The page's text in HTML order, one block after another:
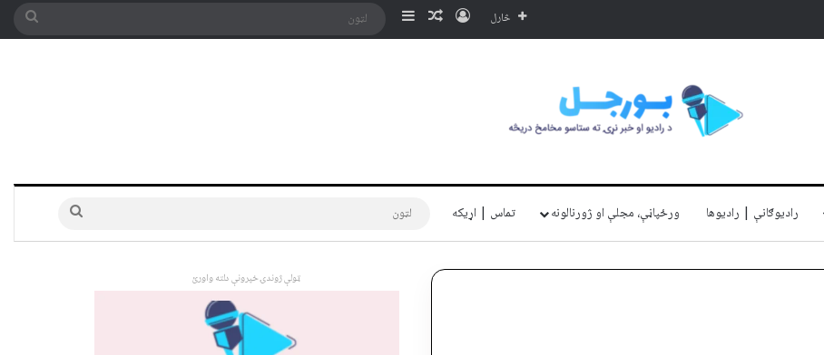
څارل ننوتلناڅاپه توری
Sidebar لټون
رادیوګانې | رادیوها ورځپاڼې، مجلې او ژورنالونه تماس | اړیکه لټون
ټولې ژوندۍ خپرونې دلته واورئ